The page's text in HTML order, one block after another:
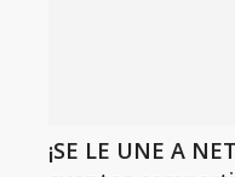
¡SE LE UNE A